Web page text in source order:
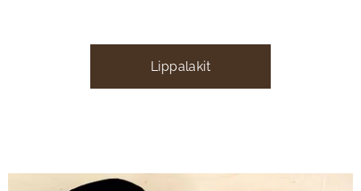
Lippalakit